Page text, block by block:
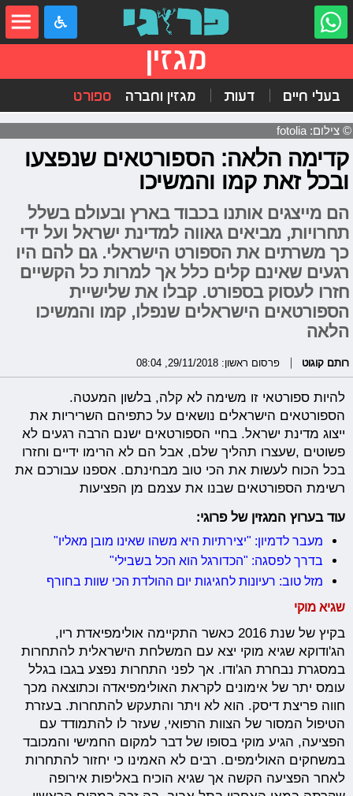
מגזין
בעלי חיים דעות מגזין וחברה ספורט
© צילום: fotolia
קדימה הלאה: הספורטאים שנפצעו
ובכל זאת קמו והמשיכו
הם מייצגים אותנו בכבוד בארץ ובעולם בשלל
תחרויות, מביאים גאווה למדינת ישראל ועל ידי
כך משרתים את הספורט הישראלי. גם להם היו
רגעים שאינם קלים כלל אך למרות כל הקשיים
חזרו לעסוק בספורט. קבלו את שלישיית
הספורטאים הישראלים שנפלו, קמו והמשיכו
הלאה
רותם קוגוט פרסום ראשון: 29/11/2018, 08:04
להיות ספורטאי זו משימה לא קלה, בלשון המעטה.
הספורטאים הישראלים נושאים על כתפיהם השריריות את
ייצוג מדינת ישראל. בחיי הספורטאים ישנם הרבה רגעים לא
פשוטים ,שעצרו תהליך שלם, אבל הם לא הרימו ידיים וחזרו
בכל הכוח לעשות את הכי טוב מבחינתם. אספנו עבורכם את
רשימת הספורטאים שבנו את עצמם מן הפציעות
עוד בערוץ המגזין של פרוגי:
מעבר לדמיון: "יצירתיות היא משהו שאינו מובן מאליו"
בדרך לפסגה: "הכדורגל הוא הכל בשבילי"
מזל טוב: רעיונות לחגיגות יום ההולדת הכי שוות בחורף
שגיא מוקי
בקיץ של שנת 2016 כאשר התקיימה אולימפיאדת ריו,
הג'ודוקא שגיא מוקי יצא עם המשלחת הישראלית להתחרות
במסגרת נבחרת הג'ודו. אך לפני התחרות נפצע בגבו בגלל
עומס יתר של אימונים לקראת האולימפיאדה וכתוצאה מכך
חווה פריצת דיסק. הוא לא ויתר והתעקש להתחרות. בעזרת
הטיפול המסור של הצוות הרפואי, שעזר לו להתמודד עם
הפציעה, הגיע מוקי בסופו של דבר למקום החמישי והמכובד
במשחקים האולימפים. רבים לא האמינו כי יחזור להתחרות
לאחר הפציעה הקשה אך שגיא הוכיח באליפות אירופה